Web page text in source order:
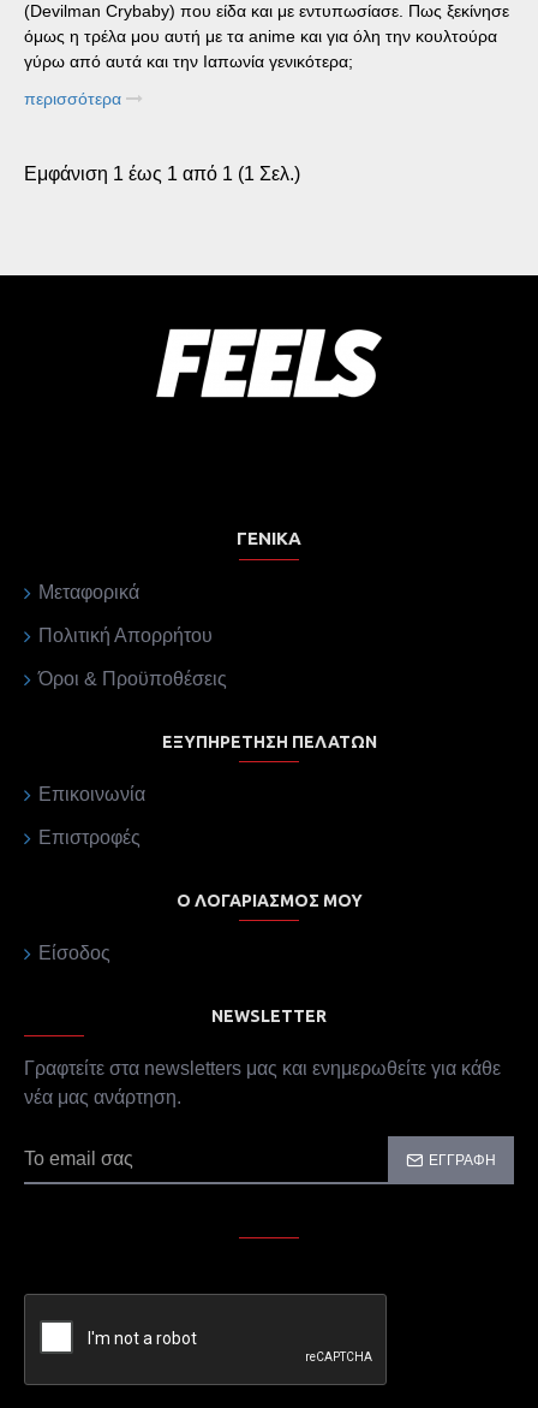
(Devilman Crybaby) που είδα και με εντυπωσίασε. Πως ξεκίνησε
όμως η τρέλα μου αυτή με τα anime και για όλη την κουλτούρα
γύρω από αυτά και την Ιαπωνία γενικότερα;
περισσότερα
Εμφάνιση 1 έως 1 από 1 (1 Σελ.)
ΓΕΝΙΚΆ
Μεταφορικά
Πολιτική Απορρήτου
Όροι & Προϋποθέσεις
ΕΞΥΠΗΡΈΤΗΣΗ ΠΕΛΑΤΏΝ
Επικοινωνία
Επιστροφές
Ο ΛΟΓΑΡΙΑΣΜΌΣ ΜΟΥ
Είσοδος
NEWSLETTER
Γραφτείτε στα newsletters μας και ενημερωθείτε για κάθε
νέα μας ανάρτηση.
ΕΓΓΡΑΦΉ